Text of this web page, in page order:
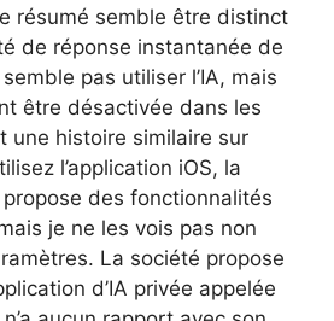
résumé semble être distinct
de réponse instantanée de
pas utiliser l’IA, mais
être désactivée dans les
une histoire similaire sur
l’application iOS, la
propose des fonctionnalités
je ne les vois pas non
La société propose
d’IA privée appelée